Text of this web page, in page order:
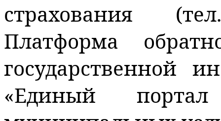
страхования
Платформа
государственной
«Единый